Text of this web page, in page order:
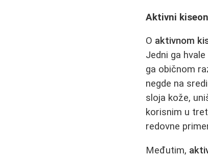
Aktivni
O aktivnom
Jedni ga
ga običnom
negde na
sloja kože,
korisnim u
redovne
Međutim,